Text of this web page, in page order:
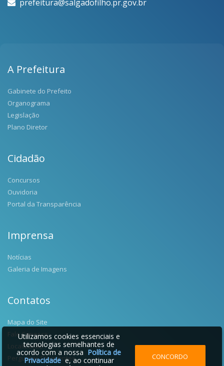
prefeitura@salgadofilho.pr.gov.br
A Prefeitura
Gabinete do Prefeito
Organograma
Legislação
Plano Diretor
Cidadão
Concursos
Ouvidoria
Portal da Transparência
Imprensa
Notícias
Galeria de Imagens
Contatos
Mapa do Site
Fale Conosco
Localização
Perguntas Frequentes
Utilizamos cookies essenciais e
tecnologias semelhantes de
acordo com a nossa Política de
Privacidadee, ao continuar
CONCORDO